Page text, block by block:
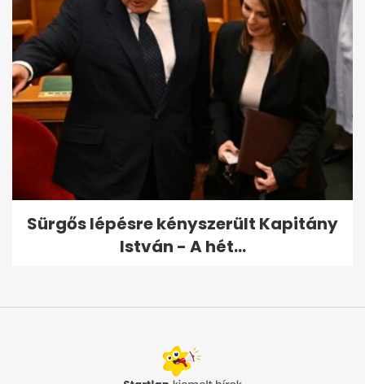
Sürgős lépésre kényszerült Kapitány
István - A hét...